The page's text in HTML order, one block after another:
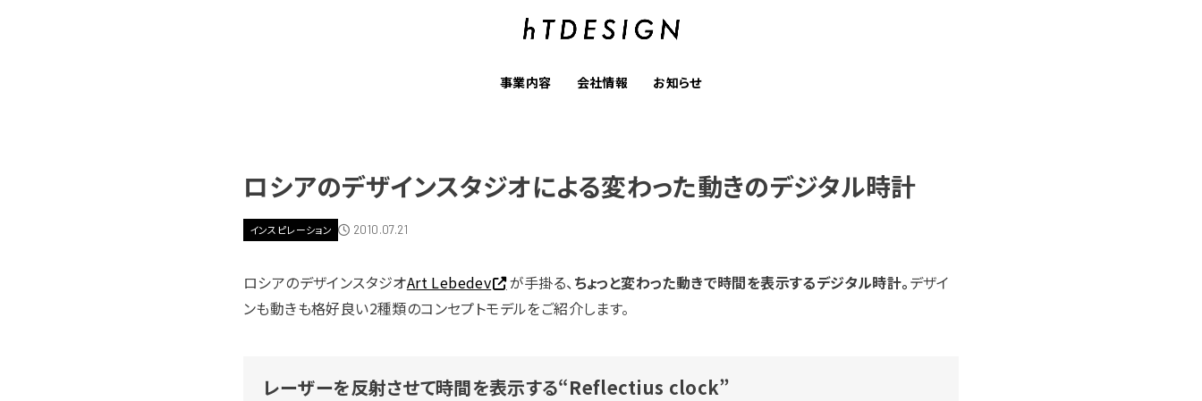
事業内容 会社情報 お知らせ
ロシアのデザインスタジオによる変わった動きのデジタル時計
インスピレーション 2010.07.21
ロシアのデザインスタジオArt Lebedev が手掛る、 ちょっと変わった動きで時間を表示するデジタル時計。デザイ
ンも動きも格好良い2種類のコンセプトモデルをご紹介します。
レーザーを反射させて時間を表示する“Reflectius clock”